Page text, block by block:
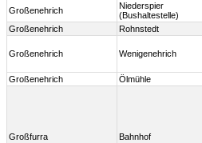
Großenehrich
Niederspier
(Bushaltestelle)
Großenehrich
Rohnstedt
Großenehrich Wenigenehrich
Großenehrich
Ölmühle
Großfurra Bahnhof